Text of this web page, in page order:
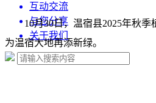
互动交流
与您分享
关于我们
10月30日，温宿县2025年秋
为温宿大地再添新绿。